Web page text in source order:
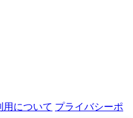
用について プライバシーポ